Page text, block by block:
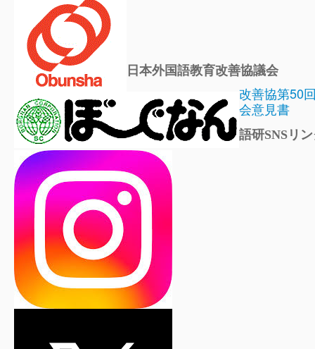
日本外国語教育改善協議会
改善協第50
会意見書
語研SNSリ